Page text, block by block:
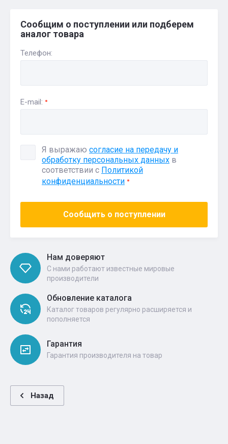
Сообщим о поступлении или подберем
аналог товара
Телефон:
E-mail:
Я выражаю согласие на передачу и
обработку персональных данных в
соответствии с Политикой
конфиденциальности
Сообщить о поступлении
Нам доверяют
С нами работают известные мировые
производители
Обновление каталога
Каталог товаров регулярно расширяется и
пополняется
Гарантия
Гарантия производителя на товар
Назад